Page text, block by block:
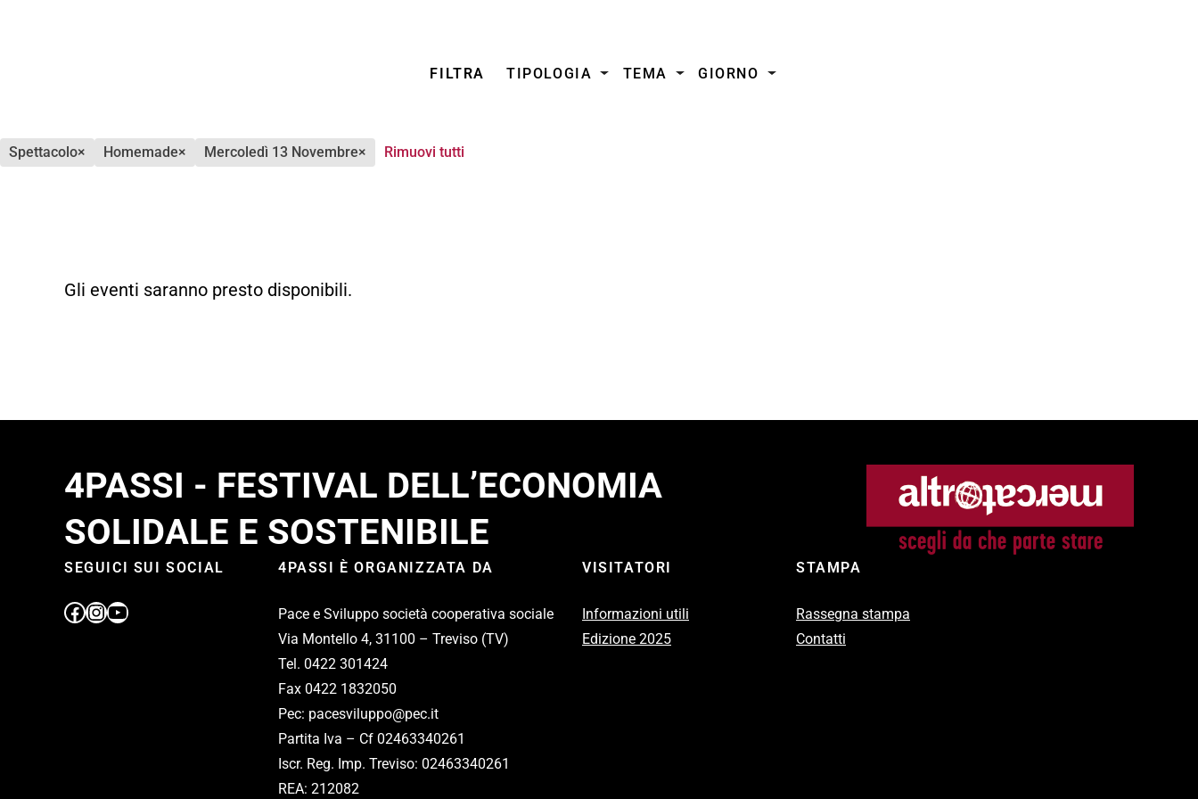
FILTRA TIPOLOGIA TEMA GIORNO
spettacolo× homemade× mercoledì 13 Novembre× Rimuovi tutti
Gli eventi saranno presto disponibili.
4PASSI - FESTIVAL DELL’ECONOMIA
SOLIDALE E SOSTENIBILE
SEGUICI SUI SOCIAL 4PASSI È ORGANIZZATA DA
Pace e Sviluppo società cooperativa sociale
Via Montello 4, 31100 – Treviso (TV)
Tel. 0422 301424
Fax 0422 1832050
Pec: pacesviluppo@pec.it
Partita Iva – Cf 02463340261
Iscr. Reg. Imp. Treviso: 02463340261
REA: 212082
VISITATORI
Informazioni utili
Edizione 2025
STAMPA
Rassegna stampa
Contatti